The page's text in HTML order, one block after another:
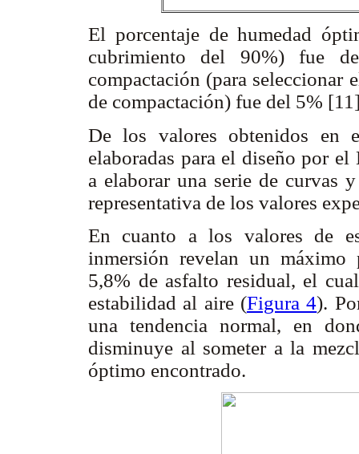
El porcentaje de humedad
cubrimiento del 90%) fue
compactación (para
de compactación) fue del 5%
De los valores obtenidos en
elaboradas para el diseño por
a elaborar una serie de curvas
representativa de los valores
En cuanto a los valores de
inmersión revelan un máximo
5,8% de asfalto residual, el
estabilidad al aire (Figura 4).
una tendencia normal, en
disminuye al someter a la
óptimo encontrado.